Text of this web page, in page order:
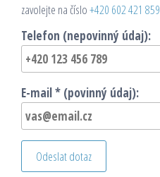
zavolejte na číslo+420 602 421 859
Telefon (nepovinný údaj):
E-mail * (povinný údaj):
Odeslat dotaz